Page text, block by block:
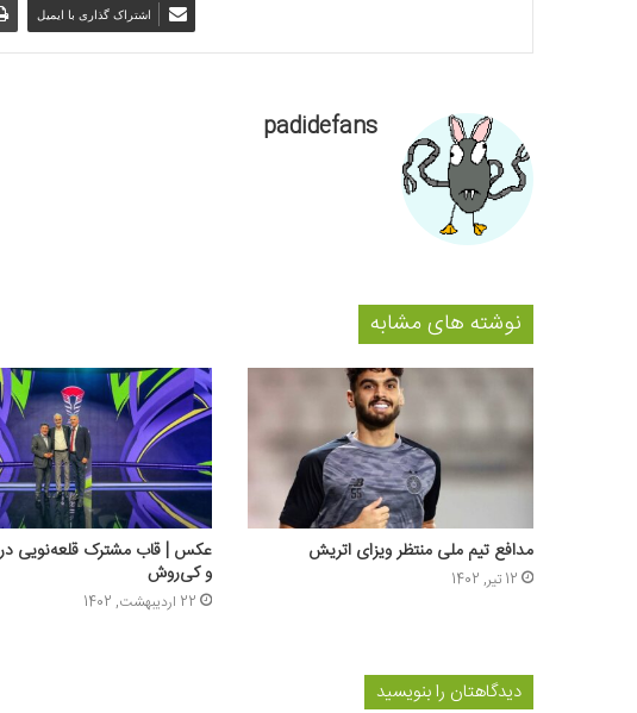
اشتراک گذاری با ایمیل
padidefans
نوشته های مشابه
مدافع تیم ملی منتظر ویزای اتریش
12 تیر, 1402
عکس | قاب مشترک قلعه‌نویی در
و کی‌روش
22 اردیبهشت, 1402
دیدگاهتان را بنویسید